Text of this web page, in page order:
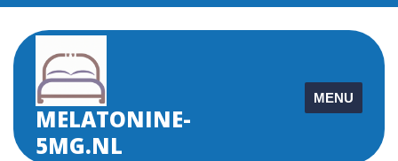
Skip
content
MELATONINE-
5MG.NL
MENU